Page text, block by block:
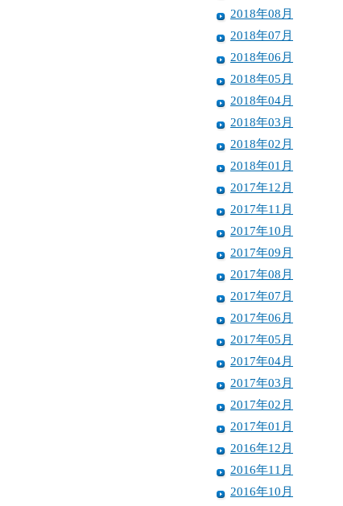
2018年08月
2018年07月
2018年06月
2018年05月
2018年04月
2018年03月
2018年02月
2018年01月
2017年12月
2017年11月
2017年10月
2017年09月
2017年08月
2017年07月
2017年06月
2017年05月
2017年04月
2017年03月
2017年02月
2017年01月
2016年12月
2016年11月
2016年10月